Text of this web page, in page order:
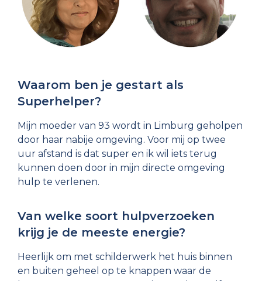
Waarom ben je gestart als
Superhelper?
Mijn moeder van 93 wordt in Limburg geholpen
door haar nabije omgeving. Voor mij op twee
uur afstand is dat super en ik wil iets terug
kunnen doen door in mijn directe omgeving
hulp te verlenen.
Van welke soort hulpverzoeken
krijg je de meeste energie?
Heerlijk om met schilderwerk het huis binnen
en buiten geheel op te knappen waar de